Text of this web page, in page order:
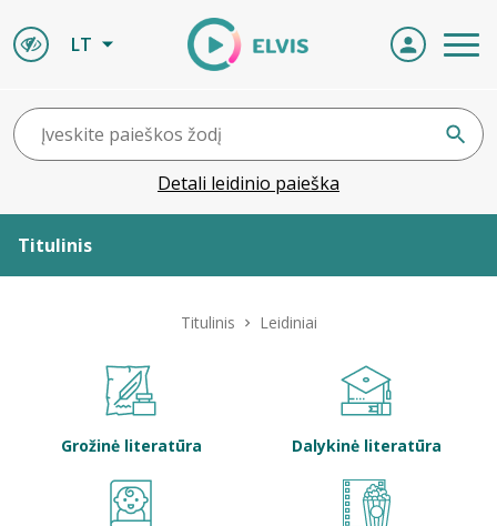
LT
Detali leidinio paieška
Titulinis
Titulinis Leidiniai
Grožinė literatūra Dalykinė literatūra